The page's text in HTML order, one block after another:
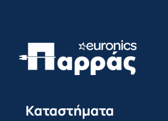
Καταστήματα